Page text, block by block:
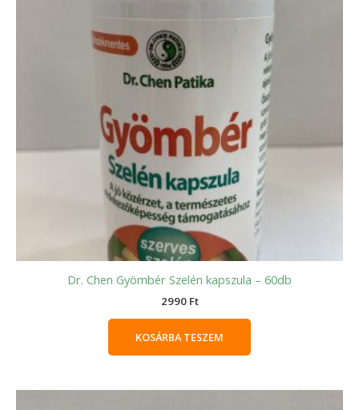
Dr. Chen Gyömbér Szelén kapszula – 60db
2990 Ft
KOSÁRBA TESZEM